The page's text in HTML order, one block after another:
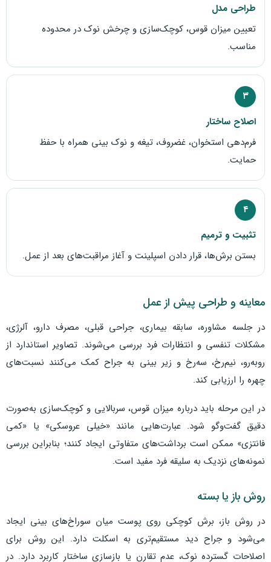
طراحی مدل
تعیین میزان قوس، کوچک‌سازی و چرخش نوک در محدوده
مناسب.
۳
اصلاح ساختار
فرم‌دهی استخوان، غضروف، تیغه و نوک بینی همراه با حفظ
حمایت.
۴
تثبیت و ترمیم
بستن برش‌ها، قرار دادن اسپلینت و آغاز مراقبت‌های بعد از عمل.
معاینه و طراحی پیش از عمل
در جلسه مشاوره، سابقه بیماری، جراحی قبلی، مصرف دارو، آلرژی،
مشکلات تنفسی و انتظارات فرد بررسی می‌شوند. تصاویر استاندارد از
روبه‌رو، نیم‌رخ، سه‌رخ و زیر بینی به جراح کمک می‌کنند نسبت‌های
چهره را ارزیابی کند.
در این مرحله باید درباره میزان قوس، سربالایی و کوچک‌سازی به‌صورت
دقیق گفت‌وگو شود. عبارت‌هایی مانند «خیلی عروسکی» یا «کمی
فانتزی» ممکن است برداشت‌های متفاوتی ایجاد کنند؛ بنابراین بررسی
نمونه‌های نزدیک به سلیقه فرد مفید است.
روش باز یا بسته
در روش باز، برش کوچکی روی پوست میان سوراخ‌های بینی ایجاد
می‌شود و جراح دید مستقیم‌تری به اسکلت دارد. این روش برای
اصلاحات گسترده نوک، عدم تقارن یا بازسازی ساختار کاربرد دارد. در